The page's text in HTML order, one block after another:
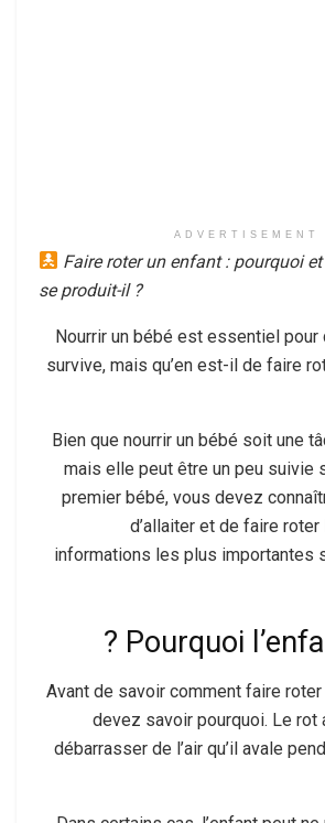
ADVERTISEMENT
Faire roter un enfant : pourquoi
se produit-il ?
Nourrir un bébé est essentiel pour
survive, mais qu’en est-il de faire
Bien que nourrir un bébé soit une
mais elle peut être un peu suivie
premier bébé, vous devez
d’allaiter et de faire
informations les plus importantes
Pourquoi
Avant de savoir comment faire
devez savoir pourquoi. Le rot
débarrasser de l’air qu’il avale